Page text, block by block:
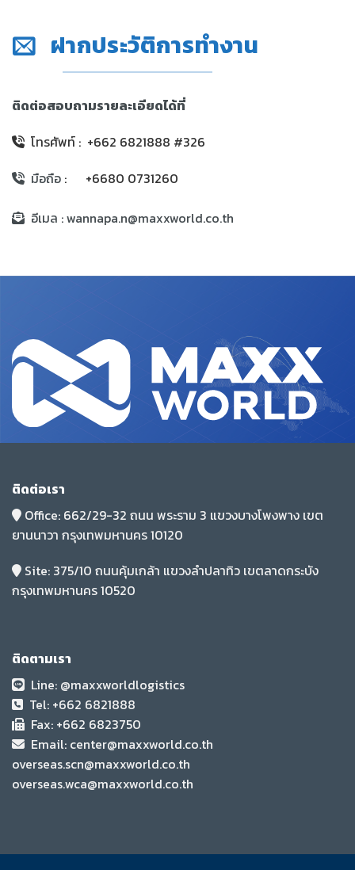
ฝากประวัติการทำงาน
ติดต่อสอบถามรายละเอียดได้ที่
โทรศัพท์ : +662 6821888 #326
มือถือ : +6680 0731260
อีเมล : wannapa.n@maxxworld.co.th
ติดต่อเรา
Office: 662/29-32 ถนน พระราม 3 แขวงบางโพงพาง เขต
ยานนาวา กรุงเทพมหานคร 10120
Site: 375/10 ถนนคุ้มเกล้า แขวงลำปลาทิว เขตลาดกระบัง
กรุงเทพมหานคร 10520
ติดตามเรา
Line: @maxxworldlogistics
Tel: +662 6821888
Fax: +662 6823750
Email: center@maxxworld.co.th
overseas.scn@maxxworld.co.th
overseas.wca@maxxworld.co.th